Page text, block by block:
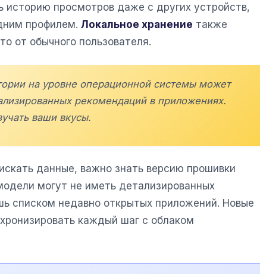
историю просмотров даже с других устройств,
профилем. Локальное хранение также
от обычного пользователя.
на уровне операционной системы может
рекомендаций в приложениях.
ваши вкусы.
данные, важно знать версию прошивки
могут не иметь детализированных
списком недавно открытых приложений. Новые
каждый шаг с облаком